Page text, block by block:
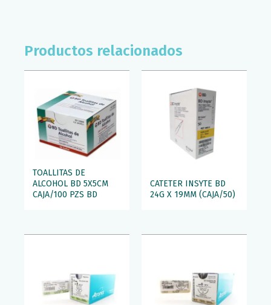
Productos relacionados
TOALLITAS DE
ALCOHOL BD 5X5CM
CAJA/100 PZS BD
CATETER INSYTE BD
24G X 19MM (CAJA/50)